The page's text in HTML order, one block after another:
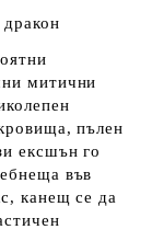
митични
пълен
ексшън го
във
канещ се да